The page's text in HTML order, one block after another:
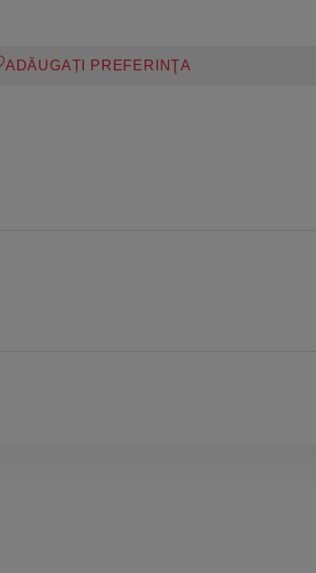
ADĂUGAȚI PREFERINŢA